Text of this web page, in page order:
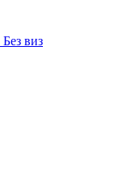
Без виз